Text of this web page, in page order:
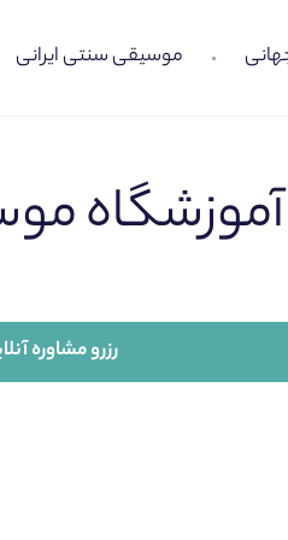
موسیقی سنتی ایرانی
رزرو مشاوره